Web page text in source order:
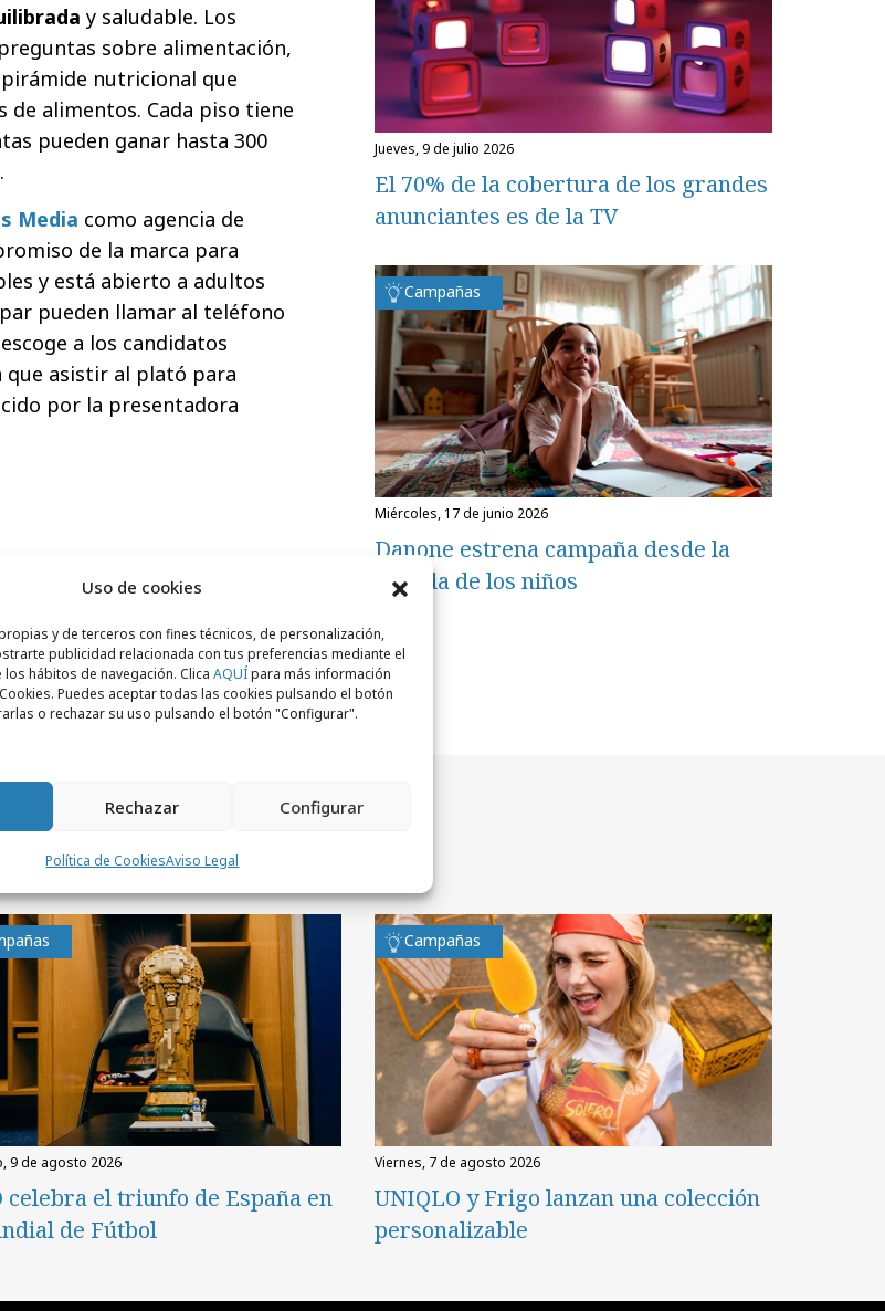
Uso de cookies
y de terceros con fines técnicos, de personalización,
publicidad relacionada con tus preferencias mediante el
hábitos de navegación. Clica AQUÍpara más información
Puedes aceptar todas las cookies pulsando el botón
o rechazar su uso pulsando el botón "Configurar".
Rechazar Configurar
Política de CookiesAviso Legal
y saludable. Los
sobre alimentación,
nutricional que
alimentos. Cada piso tiene
pueden ganar hasta 300
Media como agencia de
de la marca para
y está abierto a adultos
pueden llamar al teléfono
a los candidatos
asistir al plató para
por la presentadora
jueves, 9 de julio 2026
El 70% de la cobertura de los grandes
anunciantes es de la TV
Campañas
miércoles, 17 de junio 2026
Danone estrena campaña desde la
mirada de los niños
9 de agosto 2026
celebra el triunfo de España en
de Fútbol
Campañas
viernes, 7 de agosto 2026
UNIQLO y Frigo lanzan una colección
personalizable